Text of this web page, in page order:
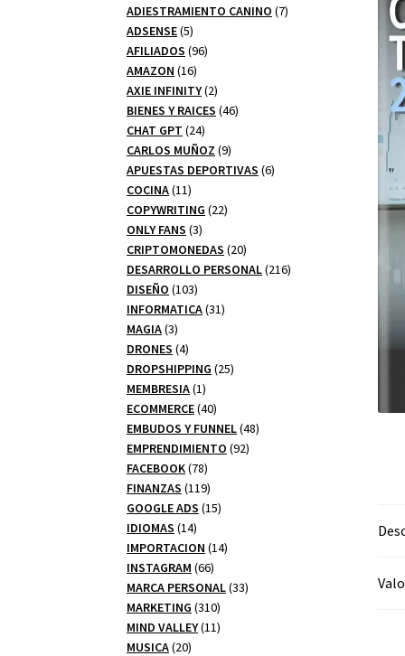
productos
ADIESTRAMIENTO CANINO 77
ADSENSE 55
productos
AFILIADOS 9696
AMAZON 1616
productos
AXIE INFINITY 22
productos
BIENES Y RAICES 4646
CHAT GPT 2424
productos
CARLOS MUÑOZ 99
productos
APUESTAS DEPORTIVAS 66
COCINA 1111
productos
COPYWRITING 2222
ONLY FANS 33
productos
CRIPTOMONEDAS 2020
productos
DESARROLLO PERSONAL 216216
DISEÑO 103103
productos
INFORMATICA 3131
MAGIA 33
productos
DRONES 44
productos
DROPSHIPPING 2525
MEMBRESIA 11
producto
ECOMMERCE 4040
productos
EMBUDOS Y FUNNEL 4848
EMPRENDIMIENTO 9292
FACEBOOK 7878
productos
FINANZAS 119119
productos
GOOGLE ADS 1515
IDIOMAS 1414
productos
IMPORTACION 1414
INSTAGRAM 6666
productos
MARCA PERSONAL 3333
MARKETING 310310
productos
MIND VALLEY 1111
MUSICA 2020